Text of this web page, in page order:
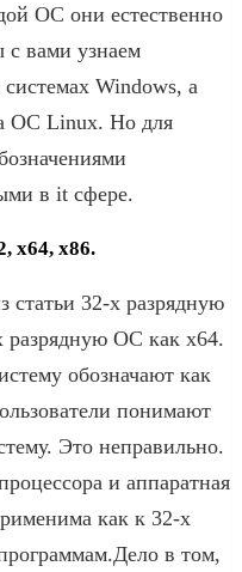
ОС они естественно
с вами узнаем
Windows, а
ОС Linux. Но для
в it сфере.
x64, x86.
статьи 32-х разрядную
разрядную ОС как x64.
обозначают как
понимают
Это неправильно.
и аппаратная
как к 32-х
в том,